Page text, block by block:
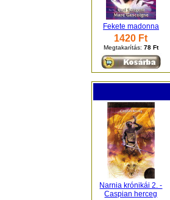
Fekete madonna
1420 Ft
Megtakarítás: 78 Ft
Narnia krónikái 2. -
Caspian herceg